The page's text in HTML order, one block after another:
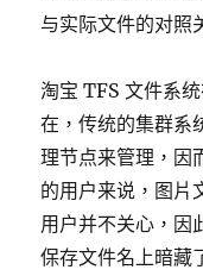
与实际文件的对照
淘宝 TFS 文件系
在，传统的集群系
理节点来管理，因
的用户来说，图片
用户并不关心，因
保存文件名上暗藏